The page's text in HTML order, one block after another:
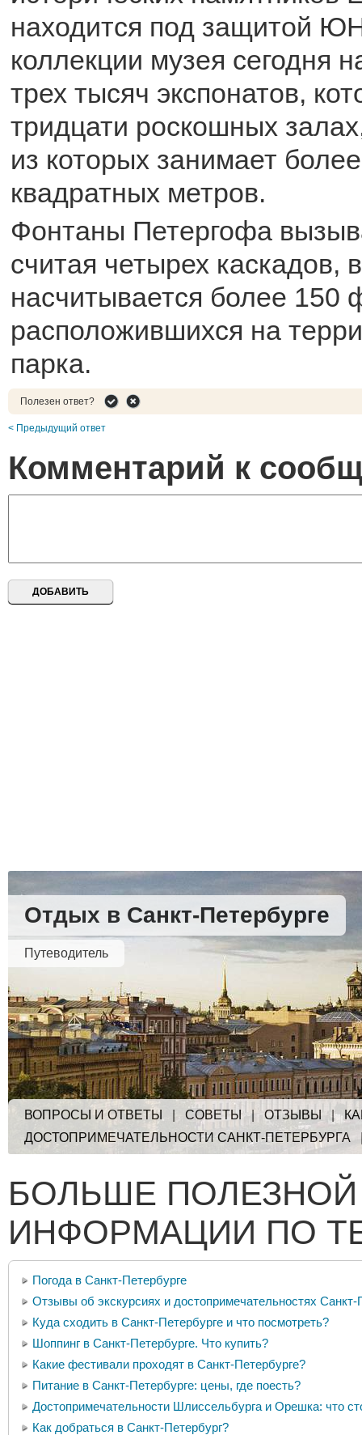
находится под защитой
коллекции музея сегодня
трех тысяч экспонатов,
тридцати роскошных
из которых занимает
квадратных метров.
Фонтаны Петергофа
считая четырех каскадов,
насчитывается более 150
расположившихся на
парка.
Полезен ответ?
< Предыдущий ответ
Комментарий к
Отдых в Санкт-Петербурге
Путеводитель
ВОПРОСЫ И ОТВЕТЫ СОВЕТЫ |ОТЗЫВЫ |
ДОСТОПРИМЕЧАТЕЛЬНОСТИ САНКТ-ПЕТЕРБУРГА
БОЛЬШЕ ПОЛЕЗНОЙ
ИНФОРМАЦИИ ПО
Погода в Санкт-Петербурге
Отзывы об экскурсиях и достопримечательностях Санкт-
Куда сходить в Санкт-Петербурге и что посмотреть?
Шоппинг в Санкт-Петербурге. Что купить?
Какие фестивали проходят в Санкт-Петербурге?
Питание в Санкт-Петербурге: цены, где поесть?
Достопримечательности Шлиссельбурга и Орешка: что
Как добраться в Санкт-Петербург?